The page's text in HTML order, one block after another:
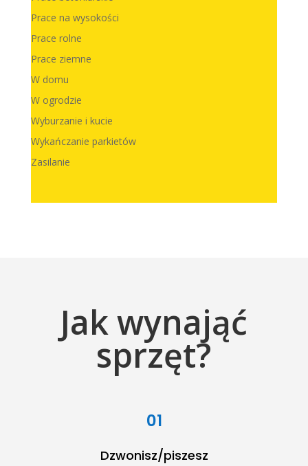
Prace na wysokości
Prace rolne
Prace ziemne
W domu
W ogrodzie
Wyburzanie i kucie
Wykańczanie parkietów
Zasilanie
Jak wynająć
sprzęt?
01
Dzwonisz/piszesz